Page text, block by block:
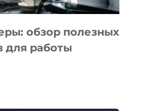
обзор полезных
для работы